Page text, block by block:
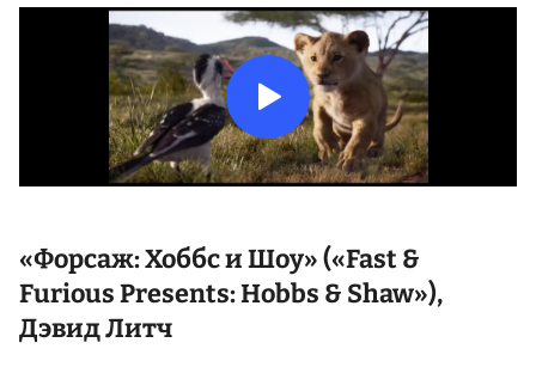
«Форсаж: Хоббс и Шоу» («Fast &
Furious Presents: Hobbs & Shaw»),
Дэвид Литч